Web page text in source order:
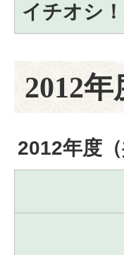
イチオシ
2012年
2012年度